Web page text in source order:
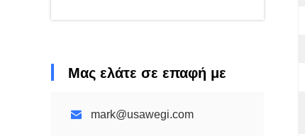
Μας ελάτε σε επαφή με
mark@usawegi.com